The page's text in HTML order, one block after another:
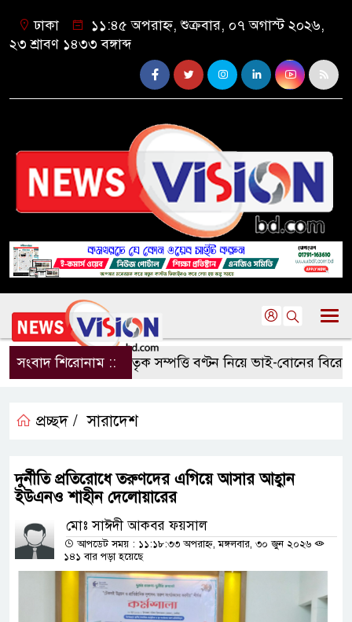
ঢাকা
১১:৪৫ অপরাহ্ন, শুক্রবার, ০৭ অগাস্ট ২০২৬,
২৩ শ্রাবণ ১৪৩৩ বঙ্গাব্দ
সংবাদ শিরোনাম ::পৈতৃক সম্পত্তি বণ্টন নিয়ে ভাই-বোনের বিরোধ,
প্রচ্ছদ / সারাদেশ
দুর্নীতি প্রতিরোধে তরুণদের এগিয়ে আসার আহ্বান
ইউএনও শাহীন দেলোয়ারের
মোঃ সাঈদী আকবর ফয়সাল
আপডেট সময় : ১১:১৮:৩৩ অপরাহ্ন, মঙ্গলবার, ৩০ জুন ২০২৬
১৪১ বার পড়া হয়েছে